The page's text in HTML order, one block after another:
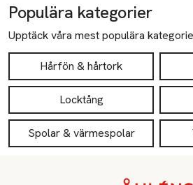
Populära kategorier
Upptäck våra mest populära
Hårfön & hårtork
Locktång
Spolar & värmespolar